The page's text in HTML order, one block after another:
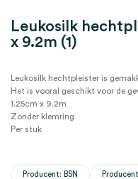
Leukosilk
x 9.2m (1)
Leukosilk hechtpleister is
Het is vooral geschikt voor de
1.25cm x 9.2m
Zonder klemring
Per stuk
Producent: BSN